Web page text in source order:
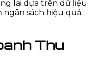
lai dựa trên dữ liệu
ngân sách hiệu quả
Thu